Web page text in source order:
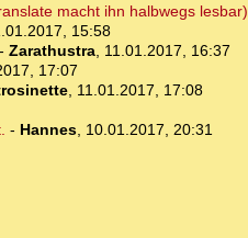
macht ihn halbwegs lesbar)
15:58
- Zarathustra, 11.01.2017, 16:37
17:07
, 11.01.2017, 17:08
- Hannes, 10.01.2017, 20:31